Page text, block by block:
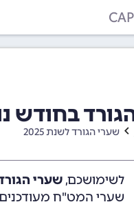
בחודש נובמבר
שערי הגורד לשנת 2025
לשימושכם, שערי הגורד
שערי המט"ח